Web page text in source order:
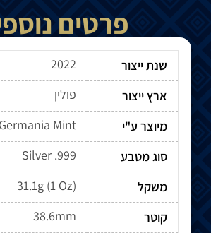
פרטים
שנת ייצור
2022
ארץ ייצור
פולין
מיוצר ע"י
Germania Mint
סוג מטבע
Silver .999
משקל
31.1g (1 Oz)
קוטר
38.6mm